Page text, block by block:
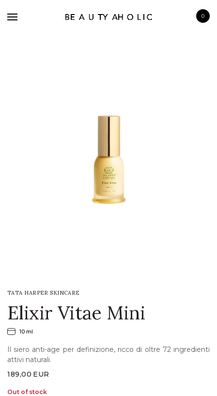
0
TATA HARPER SKINCARE
Elixir Vitae Mini
10 ml
Il siero anti-age per definizione, ricco di oltre 72 ingredienti
attivi naturali.
189,00 EUR
Out of stock